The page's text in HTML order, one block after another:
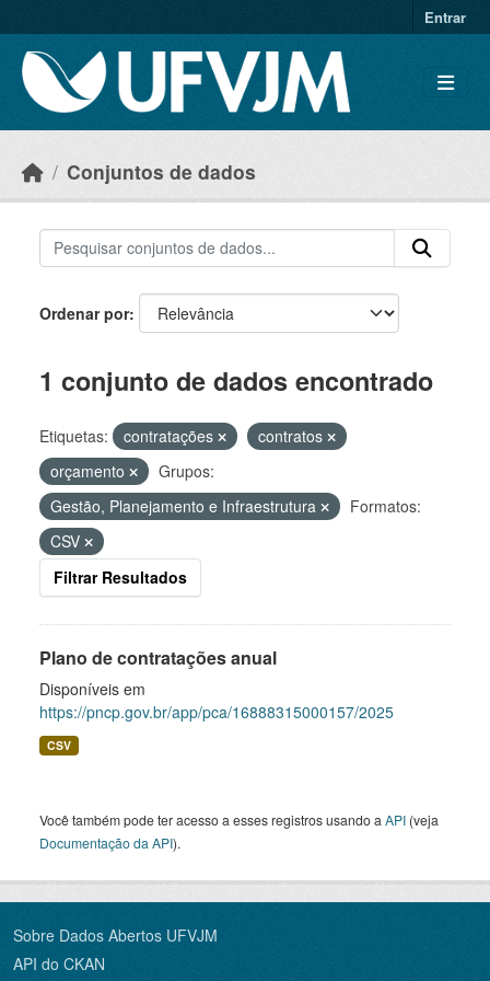
Entrar
Conjuntos de dados
Ordenar por
1 conjunto de dados encontrado
Etiquetas: contratações
contratos
orçamento
Grupos:
Gestão, Planejamento e Infraestrutura
Formatos:
CSV
Filtrar Resultados
Plano de contratações anual
Disponíveis em
https://pncp.gov.br/app/pca/16888315000157/2025
CSV
Você também pode ter acesso a esses registros usando a API (veja
Documentação da API).
Sobre Dados Abertos UFVJM
API do CKAN